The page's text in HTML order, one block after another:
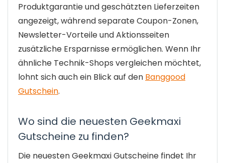
Produktgarantie und geschätzten Lieferzeiten
angezeigt, während separate Coupon-Zonen,
Newsletter-Vorteile und Aktionsseiten
zusätzliche Ersparnisse ermöglichen. Wenn Ihr
ähnliche Technik-Shops vergleichen möchtet,
lohnt sich auch ein Blick auf den Banggood
Gutschein.
Wo sind die neuesten Geekmaxi
Gutscheine zu finden?
Die neuesten Geekmaxi Gutscheine findet Ihr